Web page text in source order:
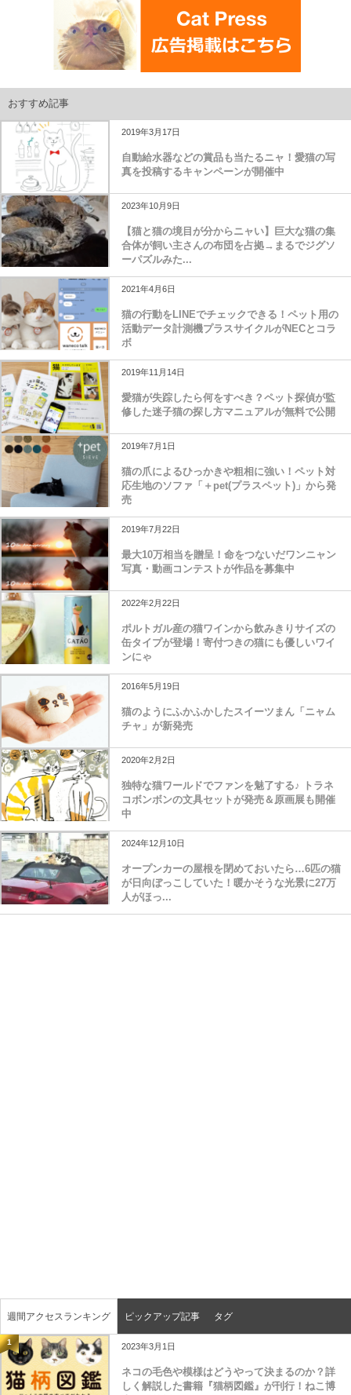
おすすめ記事
2019年3月17日
自動給水器などの賞品も当たるニャ！愛猫の写
真を投稿するキャンペーンが開催中
2023年10月9日
【猫と猫の境目が分からニャい】巨大な猫の集
合体が飼い主さんの布団を占拠→まるでジグソ
ーパズルみた...
2021年4月6日
猫の行動をLINEでチェックできる！ペット用の
活動データ計測機プラスサイクルがNECとコラ
ボ
2019年11月14日
愛猫が失踪したら何をすべき？ペット探偵が監
修した迷子猫の探し方マニュアルが無料で公開
2019年7月1日
猫の爪によるひっかきや粗相に強い！ペット対
応生地のソファ「＋pet(プラスペット)」から発
売
2019年7月22日
最大10万相当を贈呈！命をつないだワンニャン
写真・動画コンテストが作品を募集中
2022年2月22日
ポルトガル産の猫ワインから飲みきりサイズの
缶タイプが登場！寄付つきの猫にも優しいワイ
ンにゃ
2016年5月19日
猫のようにふかふかしたスイーツまん「ニャム
チャ」が新発売
2020年2月2日
独特な猫ワールドでファンを魅了する♪ トラネ
コボンボンの文具セットが発売＆原画展も開催
中
2024年12月10日
オープンカーの屋根を閉めておいたら…6匹の猫
が日向ぼっこしていた！暖かそうな光景に27万
人がほっ...
週間アクセスランキング ピックアップ記事 タグ
1 2023年3月1日
ネコの毛色や模様はどうやって決まるのか？詳
しく解説した書籍『猫柄図鑑』が刊行！ねこ博